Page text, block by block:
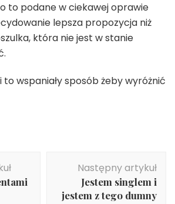
to podane w ciekawej oprawie
lepsza propozycja niż
która nie jest w stanie
to wspaniały sposób żeby wyróżnić
Następny artykuł
Jestem singlem i
jestem z tego dumny